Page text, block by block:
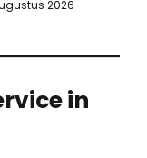
2026
in